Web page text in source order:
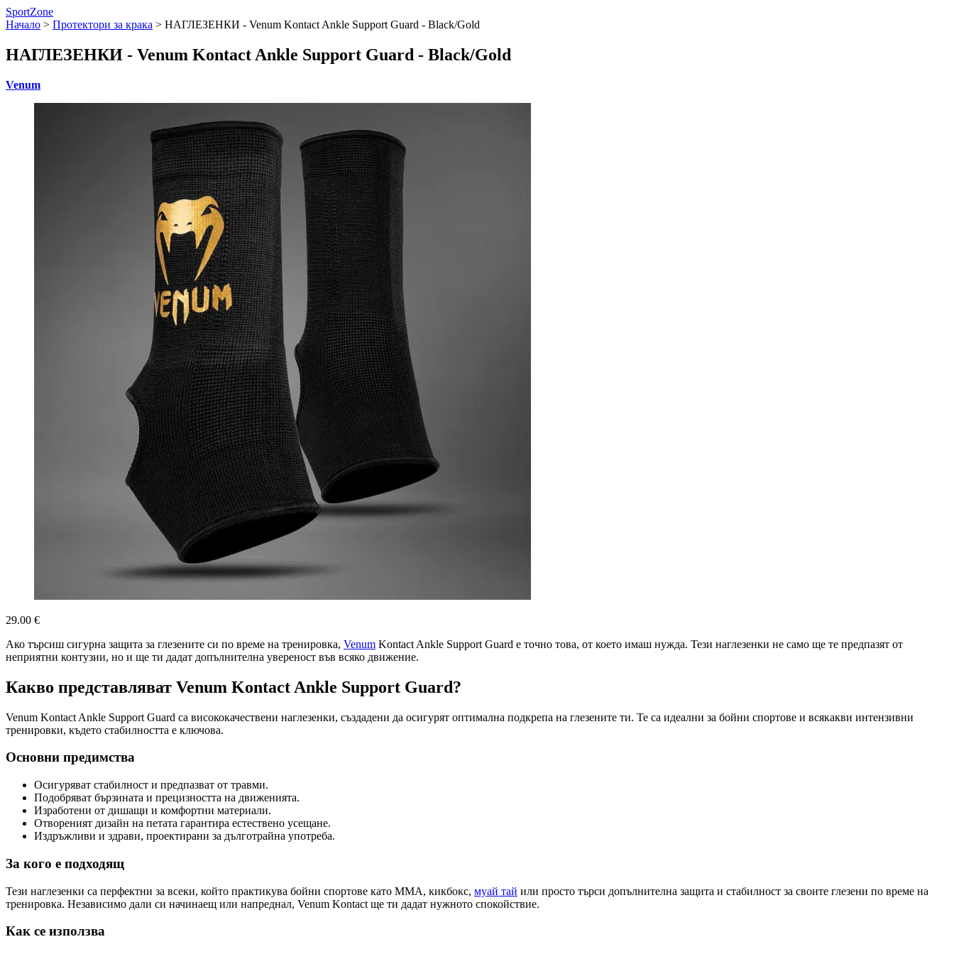
SportZone
Начало > Протектори за крака > НАГЛЕЗЕНКИ - Venum Kontact Ankle Support Guard - Black/Gold
НАГЛЕЗЕНКИ - Venum Kontact Ankle Support Guard - Black/Gold
Venum
29.00 €
Ако търсиш сигурна защита за глезените си по време на тренировка, Venum Kontact Ankle Support Guard е точно това, от което имаш нужда. Тези наглезенки не само ще те предпазят от
неприятни контузии, но и ще ти дадат допълнителна увереност във всяко движение.
Какво представляват Venum Kontact Ankle Support Guard?
Venum Kontact Ankle Support Guard са висококачествени наглезенки, създадени да осигурят оптимална подкрепа на глезените ти. Те са идеални за бойни спортове и всякакви интензивни
тренировки, където стабилността е ключова.
Основни предимства
Осигуряват стабилност и предпазват от травми.
Подобряват бързината и прецизността на движенията.
Изработени от дишащи и комфортни материали.
Отвореният дизайн на петата гарантира естествено усещане.
Издръжливи и здрави, проектирани за дълготрайна употреба.
За кого е подходящ
Тези наглезенки са перфектни за всеки, който практикува бойни спортове като ММА, кикбокс, муай тай или просто търси допълнителна защита и стабилност за своите глезени по време на
тренировка. Независимо дали си начинаещ или напреднал, Venum Kontact ще ти дадат нужното спокойствие.
Как се използва